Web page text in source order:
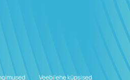
Veebilehe küpsised